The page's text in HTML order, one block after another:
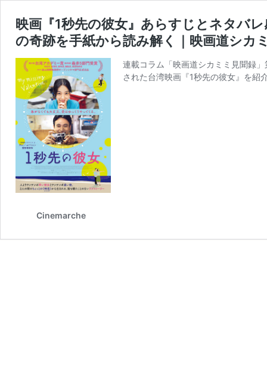
映画『1秒先の彼女』あらすじとネタバ
の奇跡を手紙から読み解く｜映画道シカ
連載コラム「映画道シカミミ見聞録
された台湾映画『1秒先の彼女』を
Cinemarche